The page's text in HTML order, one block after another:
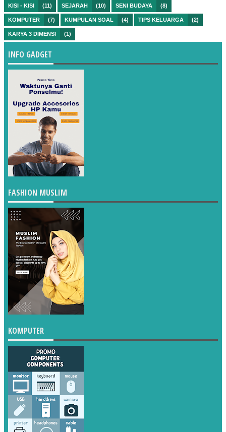
KISI - KISI (11) SEJARAH (10) SENI BUDAYA (8)
KOMPUTER (7) KUMPULAN SOAL (4) TIPS KELUARGA (2)
KARYA 3 DIMENSI (1)
INFO GADGET
FASHION MUSLIM
KOMPUTER